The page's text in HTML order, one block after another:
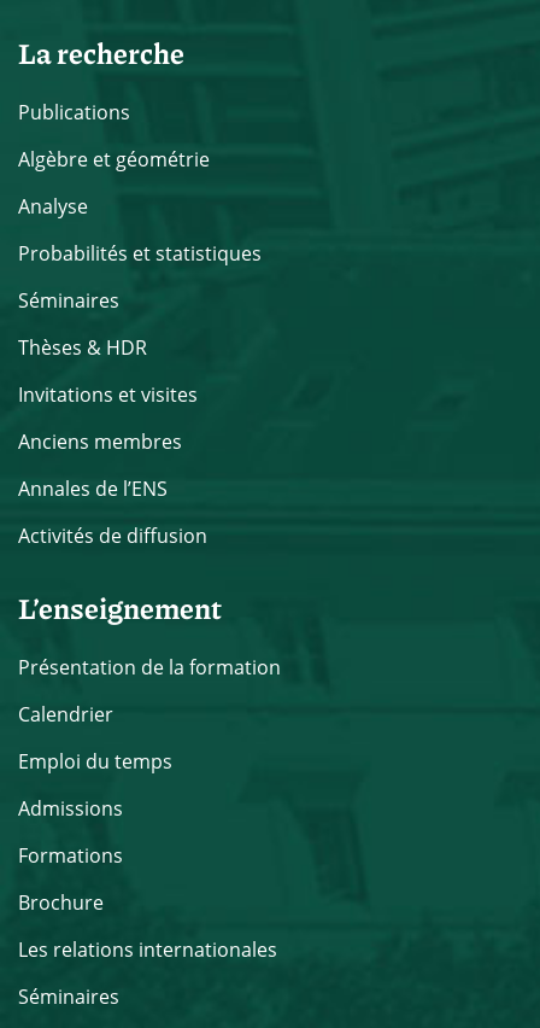
La recherche
Publications
Algèbre et géométrie
Analyse
Probabilités et statistiques
Séminaires
Thèses & HDR
Invitations et visites
Anciens membres
Annales de l’ENS
Activités de diffusion
L’enseignement
Présentation de la formation
Calendrier
Emploi du temps
Admissions
Formations
Brochure
Les relations internationales
Séminaires